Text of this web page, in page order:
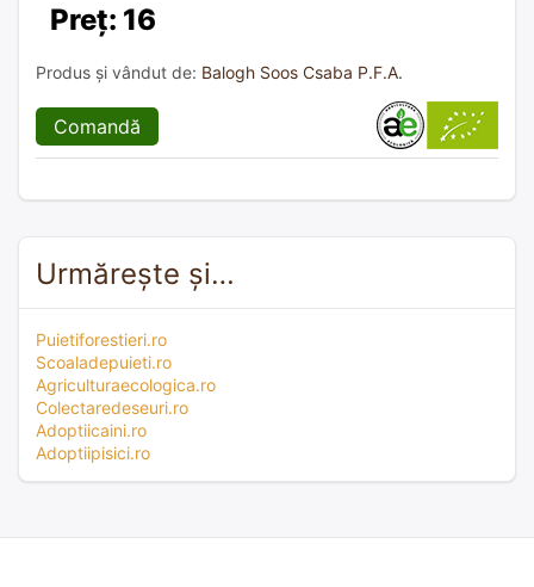
Preț: 16
Produs și vândut de: Balogh Soos Csaba P.F.A.
Comandă
Urmărește și…
Puietiforestieri.ro
Scoaladepuieti.ro
Agriculturaecologica.ro
Colectaredeseuri.ro
Adoptiicaini.ro
Adoptiipisici.ro